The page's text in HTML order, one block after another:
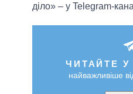
діло» – у Telegram-
ЧИТАЙТЕ У
найважливіше